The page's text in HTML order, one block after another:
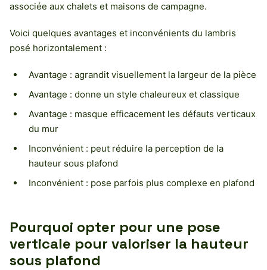
associée aux chalets et maisons de campagne.
Voici quelques avantages et inconvénients du lambris
posé horizontalement :
Avantage : agrandit visuellement la largeur de la pièce
Avantage : donne un style chaleureux et classique
Avantage : masque efficacement les défauts verticaux
du mur
Inconvénient : peut réduire la perception de la
hauteur sous plafond
Inconvénient : pose parfois plus complexe en plafond
Pourquoi opter pour une pose
verticale pour valoriser la hauteur
sous plafond